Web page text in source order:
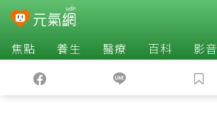
焦點 養生 醫療 百科 影音